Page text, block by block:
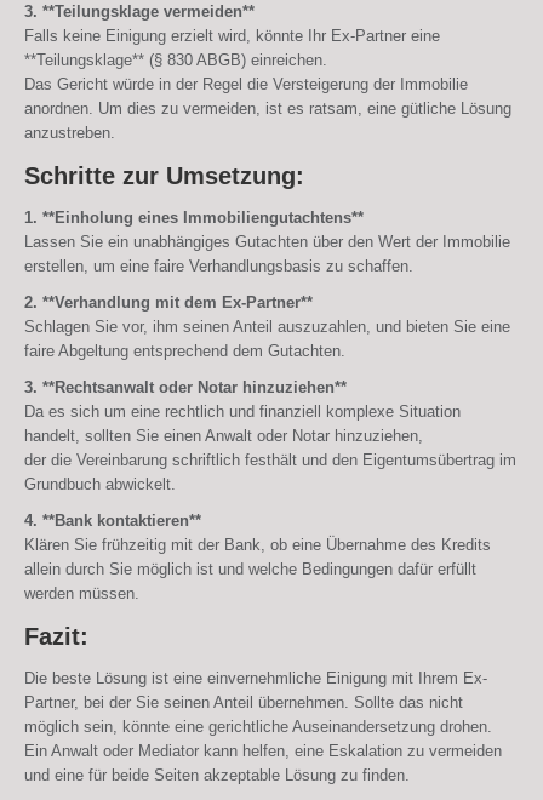
3. **Teilungsklage vermeiden**
Falls keine Einigung erzielt wird, könnte Ihr Ex-Partner eine
**Teilungsklage** (§ 830 ABGB) einreichen.
Das Gericht würde in der Regel die Versteigerung der Immobilie
anordnen. Um dies zu vermeiden, ist es ratsam, eine gütliche Lösung
anzustreben.
Schritte zur Umsetzung:
1. **Einholung eines Immobiliengutachtens**
Lassen Sie ein unabhängiges Gutachten über den Wert der Immobilie
erstellen, um eine faire Verhandlungsbasis zu schaffen.
2. **Verhandlung mit dem Ex-Partner**
Schlagen Sie vor, ihm seinen Anteil auszuzahlen, und bieten Sie eine
faire Abgeltung entsprechend dem Gutachten.
3. **Rechtsanwalt oder Notar hinzuziehen**
Da es sich um eine rechtlich und finanziell komplexe Situation
handelt, sollten Sie einen Anwalt oder Notar hinzuziehen,
der die Vereinbarung schriftlich festhält und den Eigentumsübertrag im
Grundbuch abwickelt.
4. **Bank kontaktieren**
Klären Sie frühzeitig mit der Bank, ob eine Übernahme des Kredits
allein durch Sie möglich ist und welche Bedingungen dafür erfüllt
werden müssen.
Fazit:
Die beste Lösung ist eine einvernehmliche Einigung mit Ihrem Ex-
Partner, bei der Sie seinen Anteil übernehmen. Sollte das nicht
möglich sein, könnte eine gerichtliche Auseinandersetzung drohen.
Ein Anwalt oder Mediator kann helfen, eine Eskalation zu vermeiden
und eine für beide Seiten akzeptable Lösung zu finden.